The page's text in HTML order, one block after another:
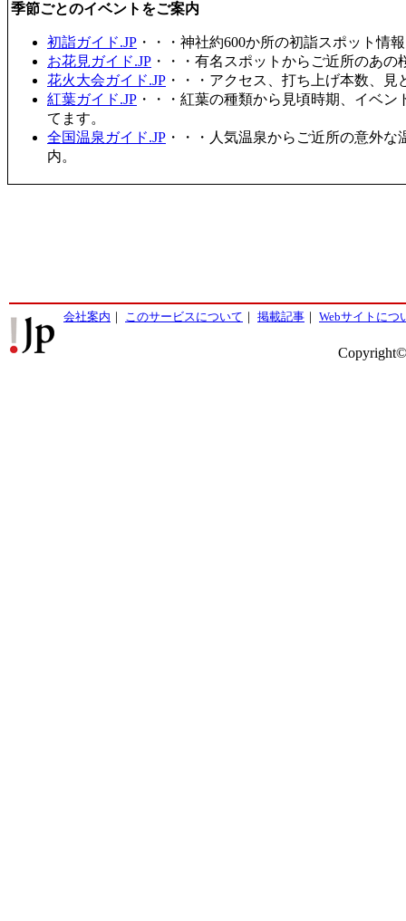
季節ごとのイベントをご案内
初詣ガイド.JP ・・・神社約600か所の初詣スポット情
お花見ガイド.JP ・・・有名スポットからご近所のあ
花火大会ガイド.JP ・・・アクセス、打ち上げ本数、
紅葉ガイド.JP ・・・紅葉の種類から見頃時期、イベ
てます。
全国温泉ガイド.JP ・・・人気温泉からご近所の意外
内。
会社案内 ｜ このサービスについて ｜ 掲載記事 ｜ Webサイトにつ